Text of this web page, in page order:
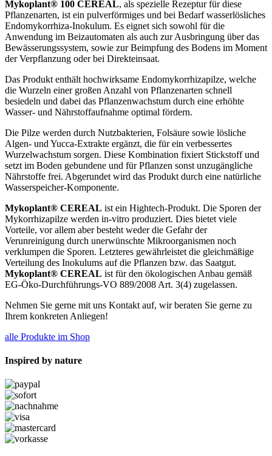
Mykoplant® 100 CEREAL, als spezielle Rezeptur für diese
Pflanzenarten, ist ein pulverförmiges und bei Bedarf wasserlösliches
Endomykorrhiza-Inokulum. Es eignet sich sowohl für die
Anwendung im Beizautomaten als auch zur Ausbringung über das
Bewässerungssystem, sowie zur Beimpfung des Bodens im Moment
der Verpflanzung oder bei Direkteinsaat.
Das Produkt enthält hochwirksame Endomykorrhizapilze, welche
die Wurzeln einer großen Anzahl von Pflanzenarten schnell
besiedeln und dabei das Pflanzenwachstum durch eine erhöhte
Wasser- und Nährstoffaufnahme optimal fördern.
Die Pilze werden durch Nutzbakterien, Folsäure sowie lösliche
Algen- und Yucca-Extrakte ergänzt, die für ein verbessertes
Wurzelwachstum sorgen. Diese Kombination fixiert Stickstoff und
setzt im Boden gebundene und für Pflanzen sonst unzugängliche
Nährstoffe frei. Abgerundet wird das Produkt durch eine natürliche
Wasserspeicher-Komponente.
Mykoplant® CEREAL ist ein Hightech-Produkt. Die Sporen der
Mykorrhizapilze werden in-vitro produziert. Dies bietet viele
Vorteile, vor allem aber besteht weder die Gefahr der
Verunreinigung durch unerwünschte Mikroorganismen noch
verklumpen die Sporen. Letzteres gewährleistet die gleichmäßige
Verteilung des Inokulums auf die Pflanzen bzw. das Saatgut.
Mykoplant® CEREAL ist für den ökologischen Anbau gemäß
EG-Öko-Durchführungs-VO 889/2008 Art. 3(4) zugelassen.
Nehmen Sie gerne mit uns Kontakt auf, wir beraten Sie gerne zu
Ihrem konkreten Anliegen!
alle Produkte im Shop
Inspired by nature